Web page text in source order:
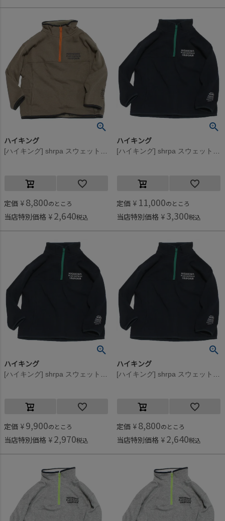
ハイキング
[ハイキング] shrpa スウェット ブラウン
定価 ¥ 8,800のところ
当店特別価格 ¥ 2,640税込
ハイキング
[ハイキング] shrpa スウェット ネイビー
定価 ¥ 11,000のところ
当店特別価格 ¥ 3,300税込
ハイキング
[ハイキング] shrpa スウェット ネイビー
定価 ¥ 9,900のところ
当店特別価格 ¥ 2,970税込
ハイキング
[ハイキング] shrpa スウェット ネイビー
定価 ¥ 8,800のところ
当店特別価格 ¥ 2,640税込